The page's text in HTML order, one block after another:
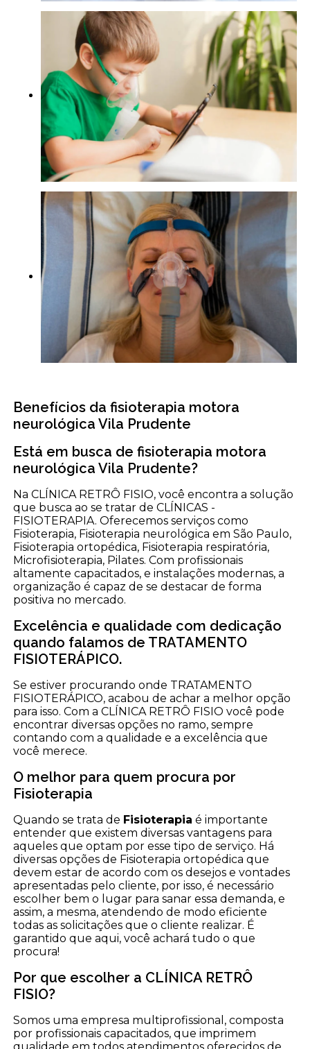
Benefícios da fisioterapia motora
neurológica Vila Prudente
Está em busca de fisioterapia motora
neurológica Vila Prudente?
Na CLÍNICA RETRÔ FISIO, você encontra a solução
que busca ao se tratar de CLÍNICAS -
FISIOTERAPIA. Oferecemos serviços como
Fisioterapia, Fisioterapia neurológica em São Paulo,
Fisioterapia ortopédica, Fisioterapia respiratória,
Microfisioterapia, Pilates. Com profissionais
altamente capacitados, e instalações modernas, a
organização é capaz de se destacar de forma
positiva no mercado.
Excelência e qualidade com dedicação
quando falamos de TRATAMENTO
FISIOTERÁPICO.
Se estiver procurando onde TRATAMENTO
FISIOTERÁPICO, acabou de achar a melhor opção
para isso. Com a CLÍNICA RETRÔ FISIO você pode
encontrar diversas opções no ramo, sempre
contando com a qualidade e a excelência que
você merece.
O melhor para quem procura por
Fisioterapia
Quando se trata de Fisioterapia é importante
entender que existem diversas vantagens para
aqueles que optam por esse tipo de serviço. Há
diversas opções de Fisioterapia ortopédica que
devem estar de acordo com os desejos e vontades
apresentadas pelo cliente, por isso, é necessário
escolher bem o lugar para sanar essa demanda, e
assim, a mesma, atendendo de modo eficiente
todas as solicitações que o cliente realizar. É
garantido que aqui, você achará tudo o que
procura!
Por que escolher a CLÍNICA RETRÔ
FISIO?
Somos uma empresa multiprofissional, composta
por profissionais capacitados, que imprimem
qualidade em todos atendimentos oferecidos de